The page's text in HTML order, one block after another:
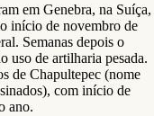
em Genebra, na Suíça,
início de novembro de
Semanas depois o
uso de artilharia pesada.
de Chapultepec (nome
com início de
ano.